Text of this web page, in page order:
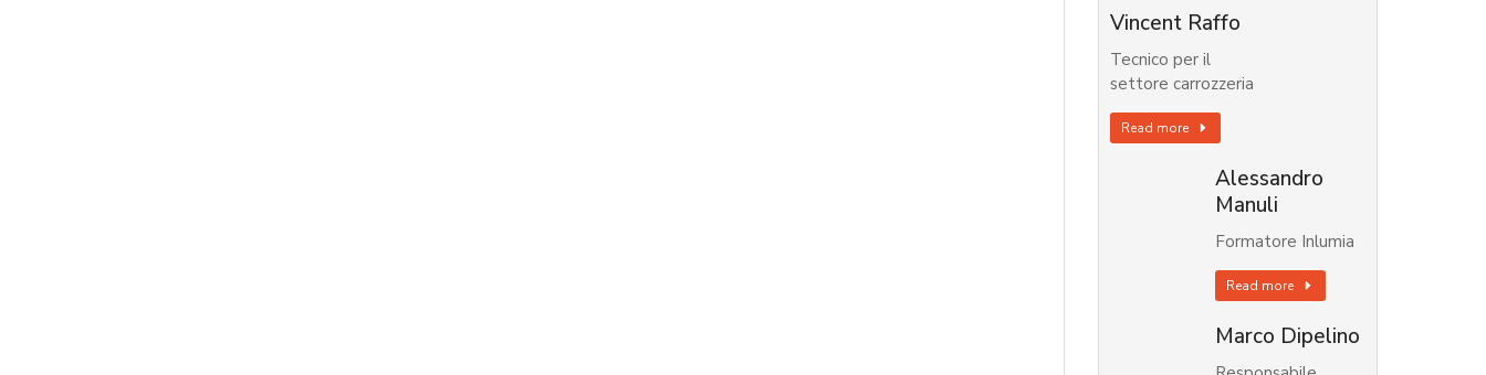
Vincent Raffo
Tecnico per il
settore carrozzeria
Read more
Alessandro
Manuli
Formatore Inlumia
Read more
Marco Dipelino